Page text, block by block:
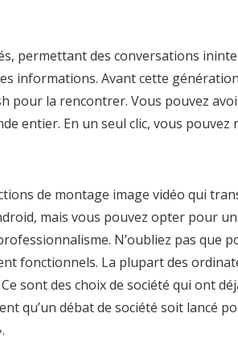
permettant des conversations
informations. Avant cette
pour la rencontrer. Vous pouvez
entier. En un seul clic, vous
de montage image vidéo qui
mais vous pouvez opter pour
N’oubliez pas que
fonctionnels. La plupart des
sont des choix de société qui ont
qu’un débat de société soit lancé